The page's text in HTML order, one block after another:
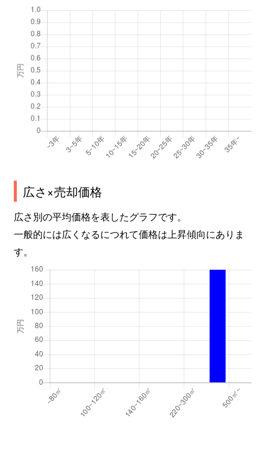
広さ×売却価格
広さ別の平均価格を表したグラフです。
一般的には広くなるにつれて価格は上昇傾向にありま
す。